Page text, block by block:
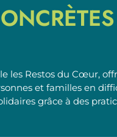
les Restos du Cœur,
et familles en
grâce à des